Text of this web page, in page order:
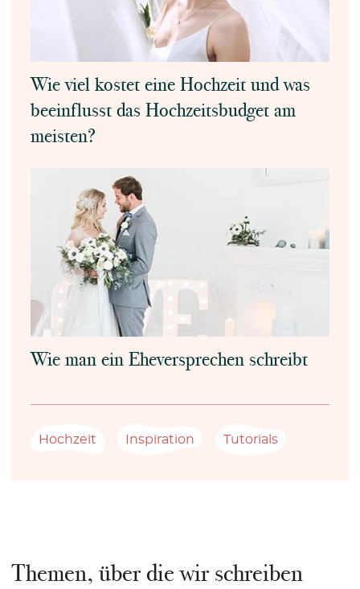
Wie viel kostet eine Hochzeit und was
beeinflusst das Hochzeitsbudget am
meisten?
Wie man ein Eheversprechen schreibt
Hochzeit Inspiration Tutorials
Themen, über die wir schreiben